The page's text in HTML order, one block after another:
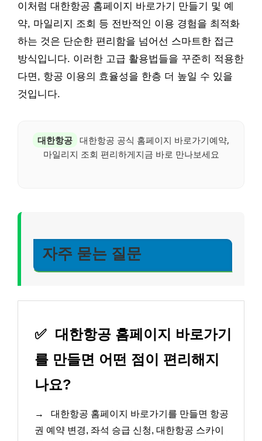
이처럼 대한항공 홈페이지 바로가기 만들기 및 예
약, 마일리지 조회 등 전반적인 이용 경험을 최적화
하는 것은 단순한 편리함을 넘어선 스마트한 접근
방식입니다. 이러한 고급 활용법들을 꾸준히 적용한
다면, 항공 이용의 효율성을 한층 더 높일 수 있을
것입니다.
대한항공 대한항공 공식 홈페이지 바로가기예약,
마일리지 조회 편리하게지금 바로 만나보세요
자주 묻는 질문
✅ 대한항공 홈페이지 바로가기
를 만들면 어떤 점이 편리해지
나요?
→
대한항공 홈페이지 바로가기를 만들면 항공
권 예약 변경, 좌석 승급 신청, 대한항공 스카이